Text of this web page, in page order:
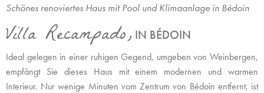
Schönes renoviertes Haus mit Pool und Klimaanlage in Bédoin
Villa Recampado, IN BÉDOIN
Ideal gelegen in einer ruhigen Gegend, umgeben von Weinbergen,
empfängt Sie dieses Haus mit einem modernen und warmen
Interieur. Nur wenige Minuten vom Zentrum von Bédoin entfernt, ist